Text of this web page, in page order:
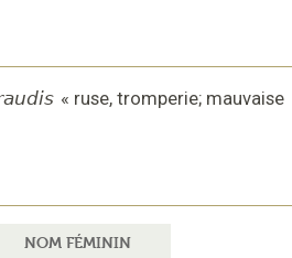
« ruse, tromperie; mauvaise
NOM FÉMININ